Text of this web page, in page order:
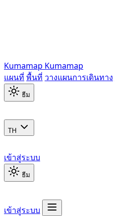
Kumamap Kumamap
แผนที่ พื้นที่ วางแผนการเดินทาง
ธีม
TH
เข้าสู่ระบบ
ธีม
เข้าสู่ระบบ